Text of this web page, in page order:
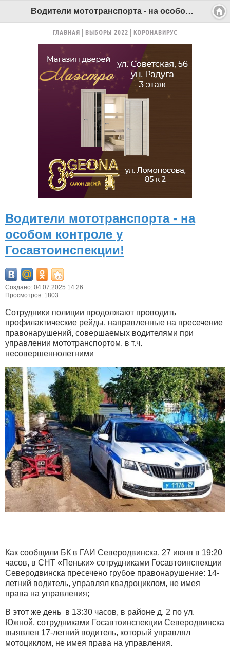
Водители мототранспорта - на особом контроле у Госавтоинспекции! - Беломорканал Северодвинск tv29.ru
ГЛАВНАЯ ВЫБОРЫ 2022 КОРОНАВИРУС
Водители мототранспорта - на
особом контроле у
Госавтоинспекции!
Создано: 04.07.2025 14:26
Просмотров: 1803
Сотрудники полиции продолжают проводить
профилактические рейды, направленные на пресечение
правонарушений, совершаемых водителями при
управлении мототранспортом, в т.ч.
несовершеннолетними
Как сообщили БК в ГАИ Северодвинска, 27 июня в 19:20
часов, в СНТ «Пеньки» сотрудниками Госавтоинспекции
Северодвинска пресечено грубое правонарушение: 14-
летний водитель, управлял квадроциклом, не имея
права на управления;
В этот же день в 13:30 часов, в районе д. 2 по ул.
Южной, сотрудниками Госавтоинспекции Северодвинска
выявлен 17-летний водитель, который управлял
мотоциклом, не имея права на управления.